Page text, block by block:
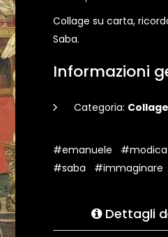
Collage su carta,
Saba.
Informazioni
Categoria: Collage
#emanuele #modica
#saba
#immaginare
Dettagli